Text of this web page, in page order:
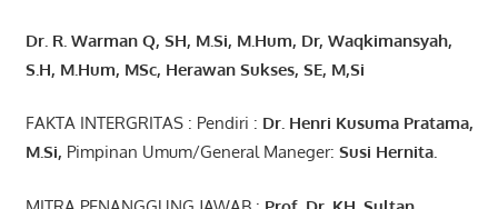
Dr. R. Warman Q, SH, M.Si, M.Hum, Dr, Waqkimansyah,
S.H, M.Hum, MSc, Herawan Sukses, SE, M,Si
FAKTA INTERGRITAS : Pendiri : Dr. Henri Kusuma Pratama,
M.Si, Pimpinan Umum/General Maneger: Susi Hernita.